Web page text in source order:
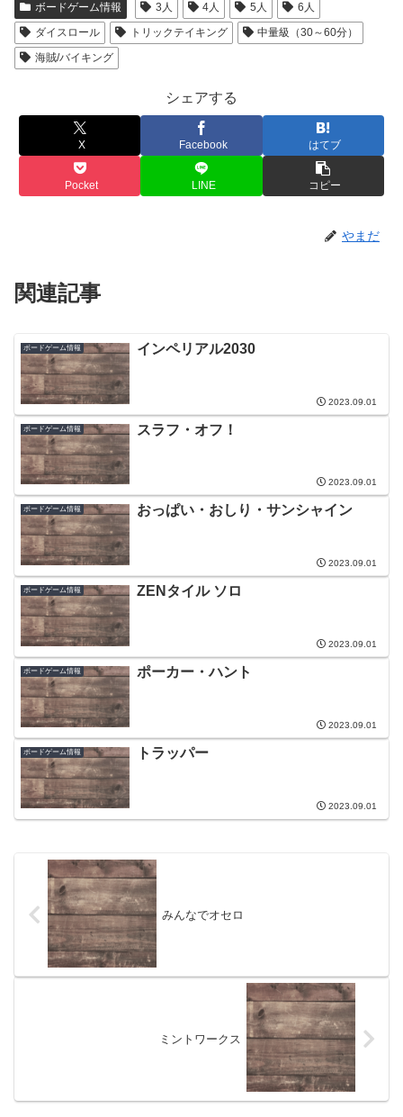
ボードゲーム情報 3人 4人 5人
6人
ダイスロール
トリックテイキング
中量級（30～60分）
海賊/バイキング
シェアする
X Facebook はてブ
Pocket LINE コピー
やまだ
関連記事
ボードゲーム情報 インペリアル2030
2023.09.01
ボードゲーム情報 スラフ・オフ！
2023.09.01
ボードゲーム情報 おっぱい・おしり・サンシャイン
2023.09.01
ボードゲーム情報 ZENタイル ソロ
2023.09.01
ボードゲーム情報 ポーカー・ハント
2023.09.01
ボードゲーム情報 トラッパー
2023.09.01
みんなでオセロ
ミントワークス